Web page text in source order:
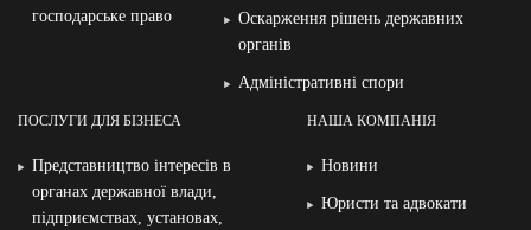
господарське право
Оскарження рішень державних
органів
Адміністративні спори
ПОСЛУГИ ДЛЯ БІЗНЕСА
Представництво інтересів в
органах державної влади,
підприємствах, установах,
НАША КОМПАНІЯ
Новини
Юристи та адвокати